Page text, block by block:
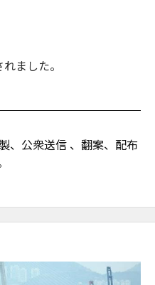
ました。
、公衆送信 、翻案、配布